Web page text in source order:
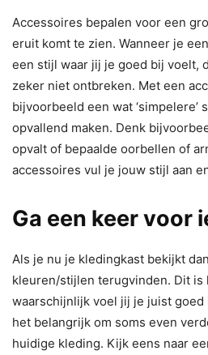
Accessoires bepalen voor een
eruit komt te zien. Wanneer je
een stijl waar jij je goed bij voelt,
zeker niet ontbreken. Met een
bijvoorbeeld een wat
opvallend maken. Denk
opvalt of bepaalde oorbellen of
accessoires vul je jouw stijl aan
Ga een keer voor
Als je nu je kledingkast bekijkt
kleuren/stijlen terugvinden. Dit is
waarschijnlijk voel jij je juist goed
het belangrijk om soms even
huidige kleding. Kijk eens naar